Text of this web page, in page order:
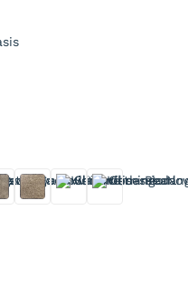
Rock SaltSorbetTaupe